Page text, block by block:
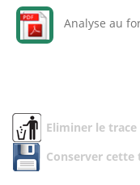
Analyse au
Eliminer le
Conserver cette